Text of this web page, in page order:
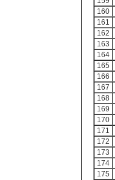
160
161
162
163
164
165
166
167
168
169
170
171
172
173
174
175